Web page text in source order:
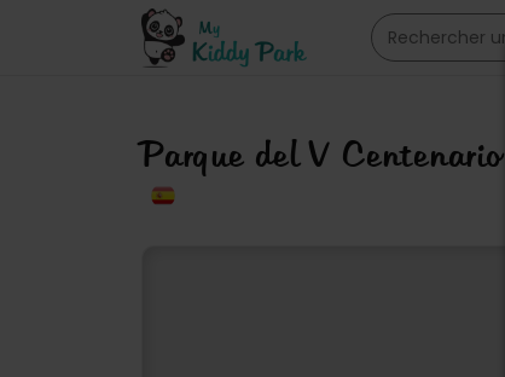
Parque del V Centenario